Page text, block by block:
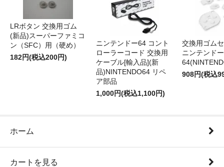
LRボタン 交換用ゴム
(新品)スーパーファミコ
ン（SFC）用（硬め）
182円(税込200円)
ニンテンドー64 コント
ローラーコード 交換用
ケーブル[輸入品](新
品)NINTENDO64 リペ
ア部品
1,000円(税込1,100円)
交換用ゴム
ニンテンドー
908円(税込
ホーム
カートを見る